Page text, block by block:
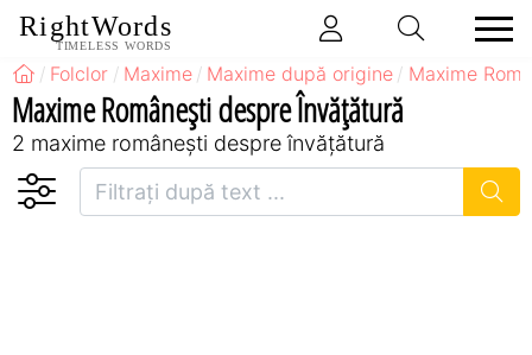
RightWords
TIMELESS WORDS
Folclor Maxime Maxime după origine Maxime
Maxime Româneşti despre Învățătură
2 maxime româneşti despre învățătură